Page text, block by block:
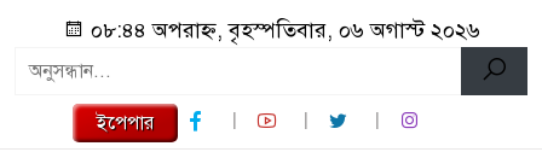
০৮:৪৪ অপরাহ্ন, বৃহস্পতিবার, ০৬ অগাস্ট ২০২৬
ইপেপার